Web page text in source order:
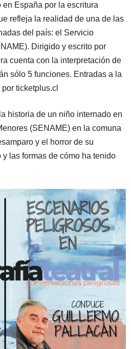
España por la escritura
refleja la realidad de una de las
del país: el Servicio
Dirigido y escrito por
cuenta con la interpretación de
sólo 5 funciones. Entradas a la
ticketplus.cl
historia de un niño internado en
(SENAME) en la comuna
y el horror de su
las formas de cómo ha tenido